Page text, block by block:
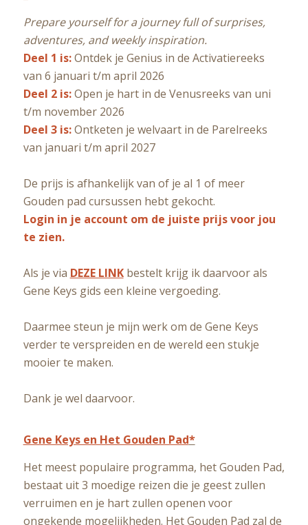
Prepare yourself for a journey full of surprises,
adventures, and weekly inspiration.
Deel 1 is:Ontdek je Genius in de Activatiereeks
van 6 januari t/m april 2026
Deel 2 is:Open je hart in de Venusreeks van uni
t/m november 2026
Deel 3 is:Ontketen je welvaart in de Parelreeks
van januari t/m april 2027
De prijs is afhankelijk van of je al 1 of meer
Gouden pad cursussen hebt gekocht.
Login in je account om de juiste prijs voor jou
te zien.
Als je via DEZE LINKbestelt krijg ik daarvoor als
Gene Keys gids een kleine vergoeding.
Daarmee steun je mijn werk om de Gene Keys
verder te verspreiden en de wereld een stukje
mooier te maken.
Dank je wel daarvoor.
Gene Keys en Het Gouden Pad*
Het meest populaire programma, het Gouden Pad,
bestaat uit 3 moedige reizen die je geest zullen
verruimen en je hart zullen openen voor
ongekende mogelijkheden. Het Gouden Pad zal de